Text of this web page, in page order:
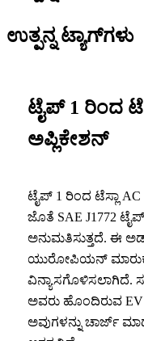
ಉತ್ಪನ್ನ ಟ್ಯಾಗ್‌ಗಳು
ಟೈಪ್ 1 ರಿಂದ
ಅಪ್ಲಿಕೇಶನ್
ಟೈಪ್ 1 ರಿಂದ ಟೆಸ್ಲಾ
ಜೊತೆ SAE J1772
ಅನುಮತಿಸುತ್ತದೆ. ಈ
ಯುರೋಪಿಯನ್
ವಿನ್ಯಾಸಗೊಳಿಸಲಾಗಿದೆ.
ಅವರು ಹೊಂದಿರುವ EV
ಅವುಗಳನ್ನು ಚಾರ್ಜ್